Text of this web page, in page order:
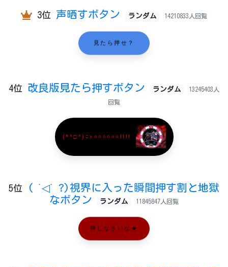
3位 声晒すボタン ランダム 14210833人回覧
見たら押せ？
4位 改良版見たら押すボタン ランダム 13245403人
回覧
(*^□^)ﾆｬﾊﾊﾊﾊﾊﾊ!!!!
5位
( ˙◁˙ ?)視界に入った瞬間押す割と地獄
なボタン
ランダム 11845847人回覧
押しなさいな★